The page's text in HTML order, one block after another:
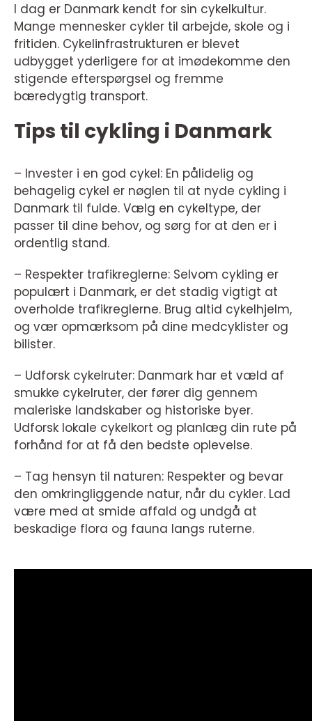
I dag er Danmark kendt for sin cykelkultur.
Mange mennesker cykler til arbejde, skole og i
fritiden. Cykelinfrastrukturen er blevet
udbygget yderligere for at imødekomme den
stigende efterspørgsel og fremme
bæredygtig transport.
Tips til cykling i Danmark
– Invester i en god cykel: En pålidelig og
behagelig cykel er nøglen til at nyde cykling i
Danmark til fulde. Vælg en cykeltype, der
passer til dine behov, og sørg for at den er i
ordentlig stand.
– Respekter trafikreglerne: Selvom cykling er
populært i Danmark, er det stadig vigtigt at
overholde trafikreglerne. Brug altid cykelhjelm,
og vær opmærksom på dine medcyklister og
bilister.
– Udforsk cykelruter: Danmark har et væld af
smukke cykelruter, der fører dig gennem
maleriske landskaber og historiske byer.
Udforsk lokale cykelkort og planlæg din rute på
forhånd for at få den bedste oplevelse.
– Tag hensyn til naturen: Respekter og bevar
den omkringliggende natur, når du cykler. Lad
være med at smide affald og undgå at
beskadige flora og fauna langs ruterne.